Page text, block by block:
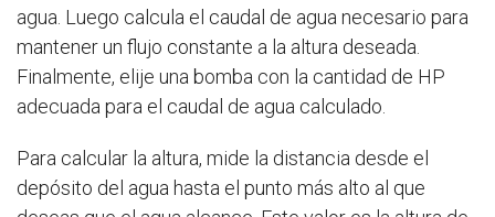
agua. Luego calcula el caudal de agua necesario para
mantener un flujo constante a la altura deseada.
Finalmente, elije una bomba con la cantidad de HP
adecuada para el caudal de agua calculado.
Para calcular la altura, mide la distancia desde el
depósito del agua hasta el punto más alto al que